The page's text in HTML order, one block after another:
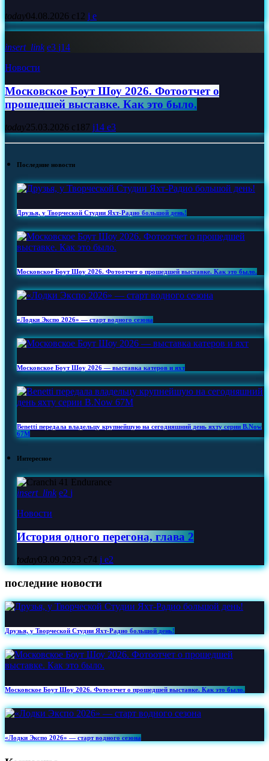
today04.08.2026 12
insert_link 3 14
Новости
Московское Боут Шоу 2026. Фотоотчет о
прошедшей выставке. Как это было.
today25.03.2026 187 14 3
Последние новости
Друзья, у Творческой Студии Яхт‑Радио большой день!
Московское Боут Шоу 2026. Фотоотчет о прошедшей выставке. Как это было.
«Лодки Экспо 2026» — старт водного сезона
Московское Боут Шоу 2026 — выставка катеров и яхт
Benetti передала владельцу крупнейшую на сегодняшний день яхту серии B.Now
67M
Интересное
insert_link
2
Новости
История одного перегона, глава 2
today03.09.2023 74 2
последние новости
Друзья, у Творческой Студии Яхт‑Радио большой день!
Московское Боут Шоу 2026. Фотоотчет о прошедшей выставке. Как это было.
«Лодки Экспо 2026» — старт водного сезона